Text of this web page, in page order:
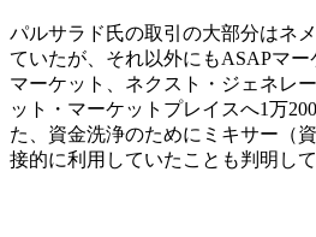
パルサラド氏の取引の大部分はネ
ていたが、それ以外にもASAPマー
マーケット、ネクスト・ジェネレ
ット・マーケットプレイスへ1万
た、資金洗浄のためにミキサー（
接的に利用していたことも判明して